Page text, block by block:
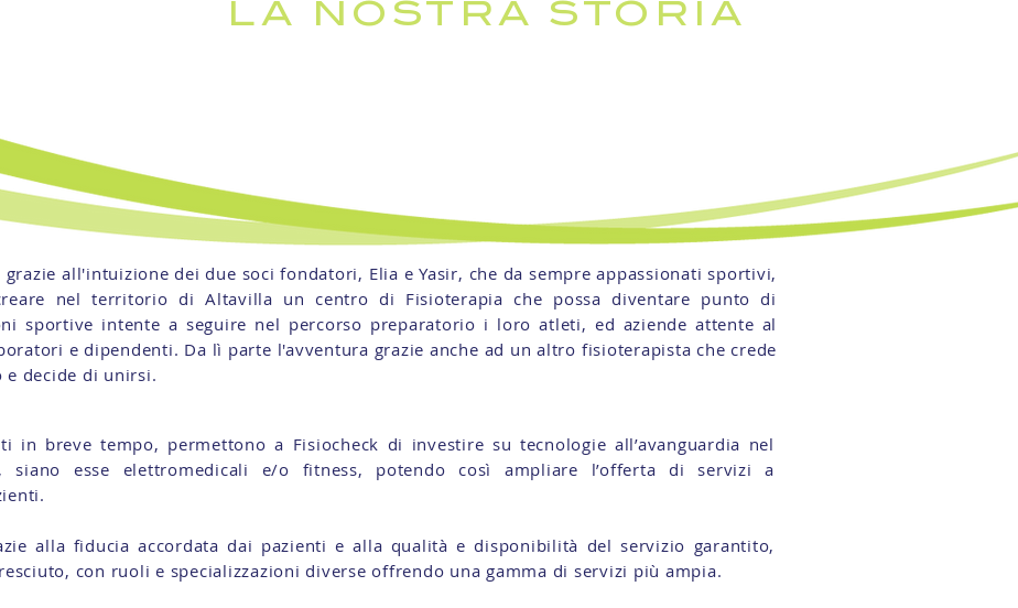
LA NOSTRA STORIA
grazie all'intuizione dei due soci fondatori, Elia e Yasir, che da sempre appassionati sportivi,
nel territorio di Altavilla un centro di Fisioterapia che possa diventare punto di
sportive intente a seguire nel percorso preparatorio i loro atleti, ed aziende attente al
e dipendenti. Da lì parte l'avventura grazie anche ad un altro fisioterapista che crede
e decide di unirsi.
in breve tempo, permettono a Fisiocheck di investire su tecnologie all’avanguardia nel
siano esse elettromedicali e/o fitness, potendo così ampliare l’offerta di servizi a
alla fiducia accordata dai pazienti e alla qualità e disponibilità del servizio garantito,
con ruoli e specializzazioni diverse offrendo una gamma di servizi più ampia.